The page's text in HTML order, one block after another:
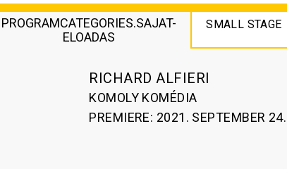
PROGRAMCATEGORIES.SAJAT-
ELOADAS
SMALL STAGE
RICHARD ALFIERI
KOMOLY KOMÉDIA
PREMIERE: 2021. SEPTEMBER 24.